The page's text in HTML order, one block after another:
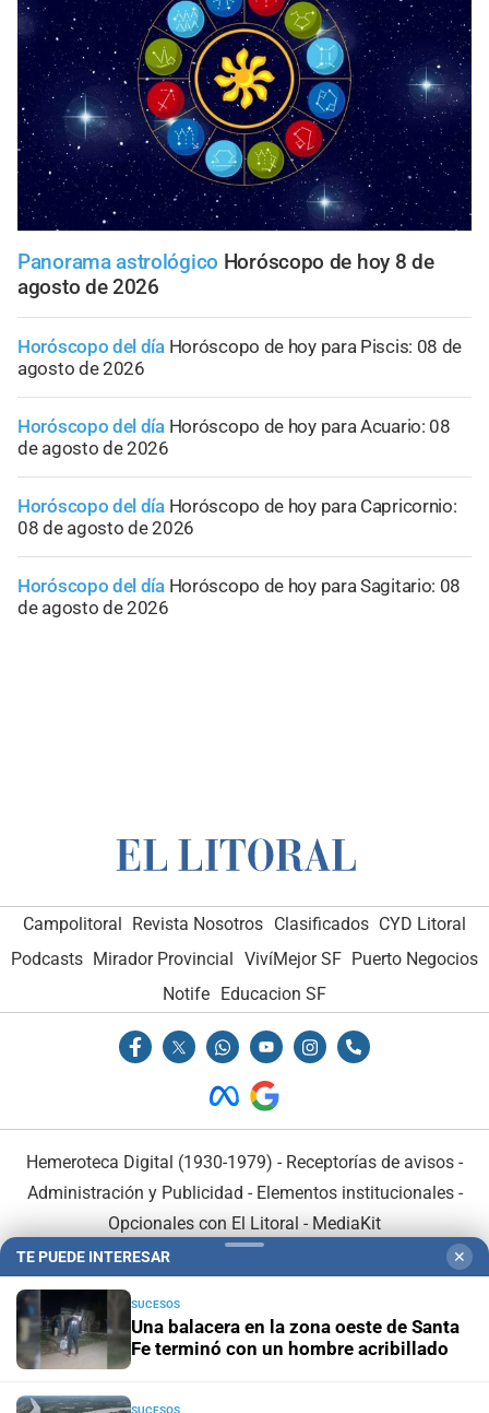
Panorama astrológico Horóscopo de hoy 8 de
agosto de 2026
Horóscopo del día Horóscopo de hoy para Piscis: 08 de
agosto de 2026
Horóscopo del día Horóscopo de hoy para Acuario: 08
de agosto de 2026
Horóscopo del día Horóscopo de hoy para Capricornio:
08 de agosto de 2026
Horóscopo del día Horóscopo de hoy para Sagitario: 08
de agosto de 2026
Campolitoral Revista Nosotros Clasificados CYD Litoral
Podcasts Mirador Provincial VivíMejor SF Puerto Negocios
Notife Educacion SF
Hemeroteca Digital (1930-1979) - Receptorías de avisos -
Administración y Publicidad - Elementos institucionales-
Opcionales con El Litoral - MediaKit
TE PUEDE INTERESAR ✕
SUCESOS
Una balacera en la zona oeste de Santa
Fe terminó con un hombre acribillado
SUCESOS